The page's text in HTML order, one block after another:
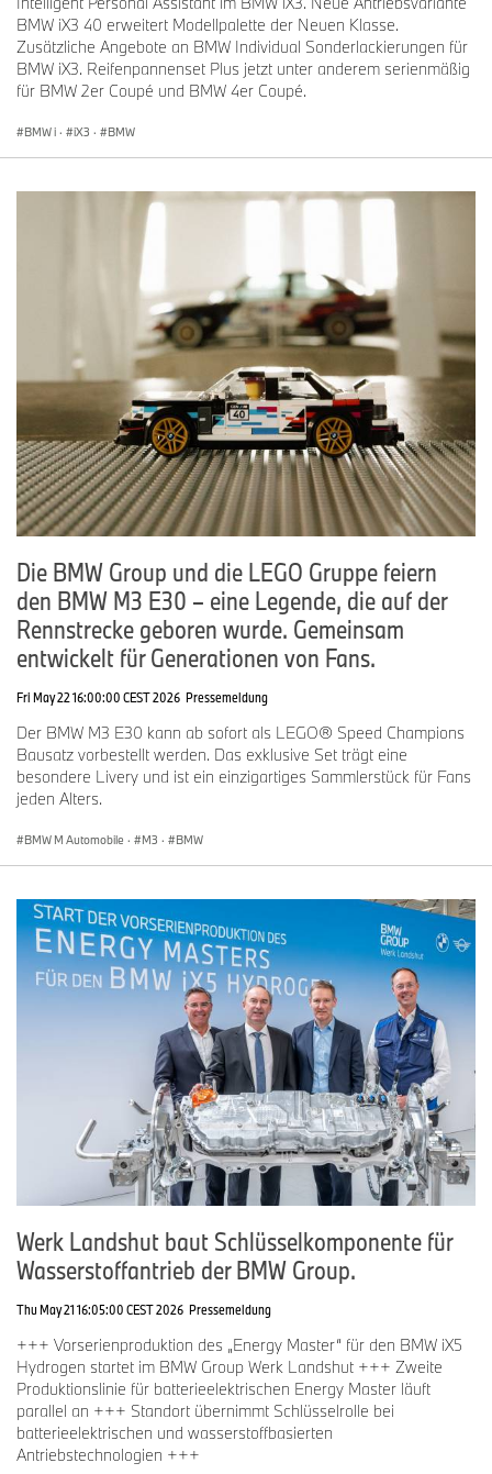
BMW iX3 40 erweitert Modellpalette der Neuen Klasse.
Zusätzliche Angebote an BMW Individual Sonderlackierungen für
BMW iX3. Reifenpannenset Plus jetzt unter anderem serienmäßig
für BMW 2er Coupé und BMW 4er Coupé.
BMW i · iX3 · BMW
Die BMW Group und die LEGO Gruppe feiern
den BMW M3 E30 – eine Legende, die auf der
Rennstrecke geboren wurde. Gemeinsam
entwickelt für Generationen von Fans.
Fri May 22 16:00:00 CEST 2026 Pressemeldung
Der BMW M3 E30 kann ab sofort als LEGO® Speed Champions
Bausatz vorbestellt werden. Das exklusive Set trägt eine
besondere Livery und ist ein einzigartiges Sammlerstück für Fans
jeden Alters.
BMW M Automobile · M3 · BMW
Werk Landshut baut Schlüsselkomponente für
Wasserstoffantrieb der BMW Group.
Thu May 21 16:05:00 CEST 2026 Pressemeldung
+++ Vorserienproduktion des „Energy Master“ für den BMW iX5
Hydrogen startet im BMW Group Werk Landshut +++ Zweite
Produktionslinie für batterieelektrischen Energy Master läuft
parallel an +++ Standort übernimmt Schlüsselrolle bei
batterieelektrischen und wasserstoffbasierten
Antriebstechnologien +++